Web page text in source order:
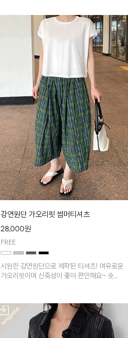
강연원단 가오리핏 썸머티셔츠
28,000원
FREE
시원한 강연원단으로 제작된 티셔츠! 여유로운
가오리핏이며 신축성이 좋아 편안해요~ 숏기